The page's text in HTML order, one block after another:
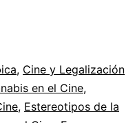
, Cine y Legalización
en el Cine,
, Estereotipos de la